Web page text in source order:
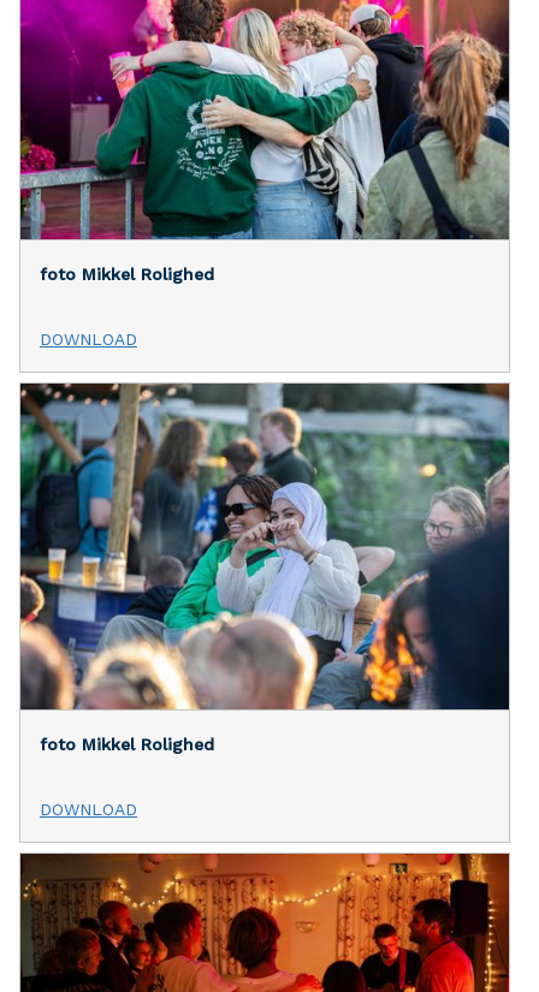
foto Mikkel Rolighed
DOWNLOAD
foto Mikkel Rolighed
DOWNLOAD